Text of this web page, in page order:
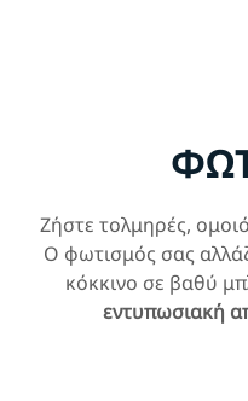
Ζήστε τολμηρές,
Ο φωτισμός σας
κόκκινο σε βαθύ
εντυπωσιακή